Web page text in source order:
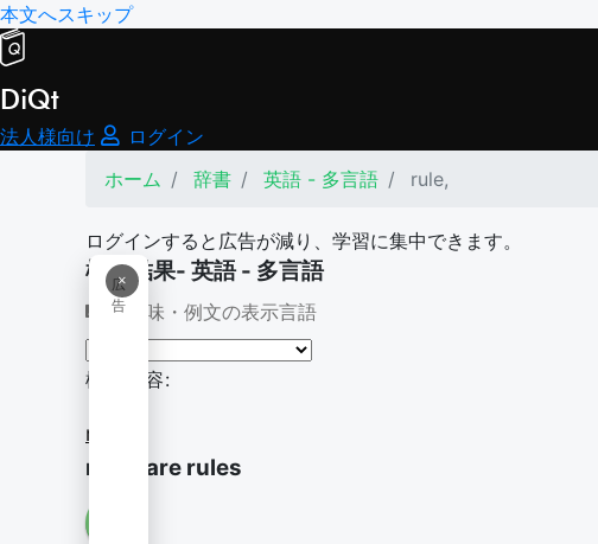
本文へスキップ
DiQt
法人様向け
ログイン
ホーム
辞書 英語 - 多言語 rule,
ログインすると広告が減り、学習に集中できます。
×
広
告
検索結果- 英語 - 多言語
意味・例文の表示言語
検索内容:
rule,
rules are rules